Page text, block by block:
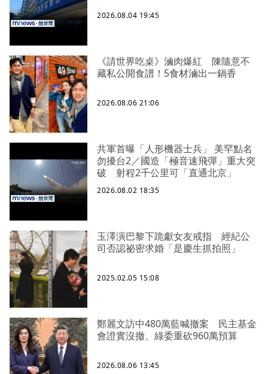
2026.08.04 19:45
《請世界吃桌》滷肉爆紅 陳隨意不
藏私公開食譜！5食材滷出一鍋香
2026.08.06 21:06
共軍首曝「人形機器士兵」 美罕點名
勿擾台2／國造「極音速飛彈」重大突
破 射程2千公里可「直通北京」
2026.08.02 18:35
玉澤演巴黎下跪獻女友戒指 經紀公
司否認祕密求婚「是慶生抓拍照」
2025.02.05 15:08
鄭麗文訪中480萬藍喊撤案 民主基金
會證實沒撤、綠委重砍960萬預算
2026.08.06 13:45